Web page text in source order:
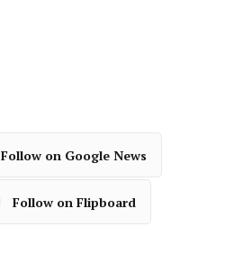
Follow on Google News
Follow on Flipboard